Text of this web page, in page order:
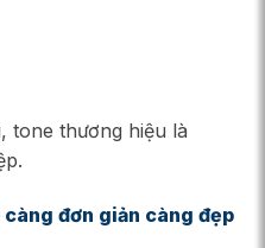
tone thương hiệu là
đơn giản càng đẹp